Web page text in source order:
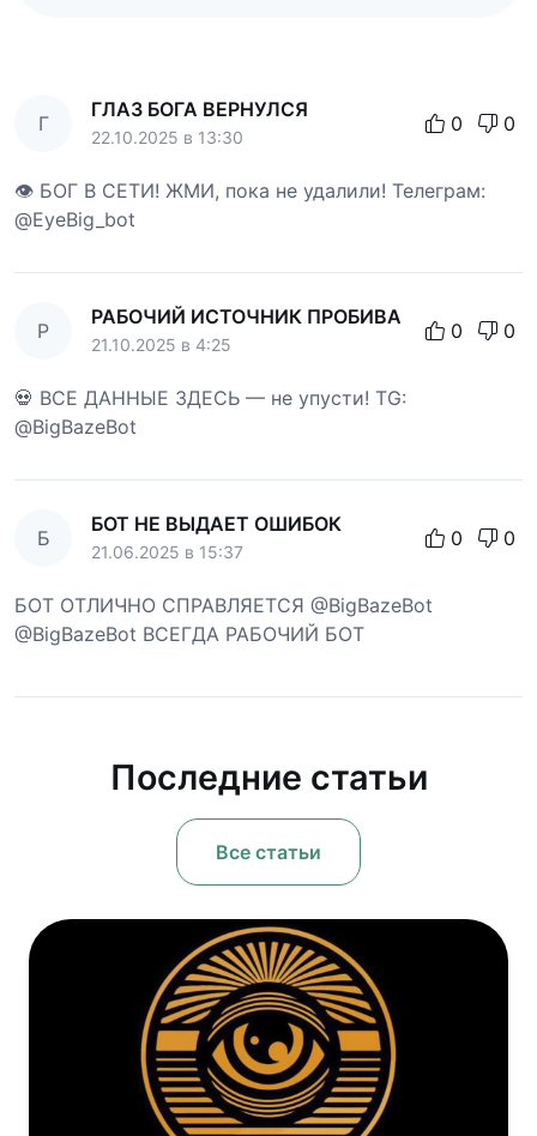
Г
ГЛАЗ БОГА ВЕРНУЛСЯ
22.10.2025 в 13:30
0 0
👁 БОГ В СЕТИ! ЖМИ, пока не удалили! Телеграм:
@EyeBig_bot
Р
РАБОЧИЙ ИСТОЧНИК ПРОБИВА
21.10.2025 в 4:25
0 0
💀 ВСЕ ДАННЫЕ ЗДЕСЬ — не упусти! TG:
@BigBazeBot
Б
БОТ НЕ ВЫДАЕТ ОШИБОК
21.06.2025 в 15:37
0 0
БОТ ОТЛИЧНО СПРАВЛЯЕТСЯ @BigBazeBot
@BigBazeBot ВСЕГДА РАБОЧИЙ БОТ
Последние статьи
Все статьи